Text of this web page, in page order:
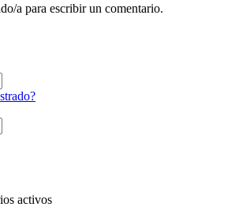
a para escribir un comentario.
activos